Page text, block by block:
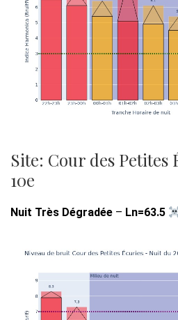
Site: Cour des Petites
10e
Nuit Très Dégradée – Ln=63.5